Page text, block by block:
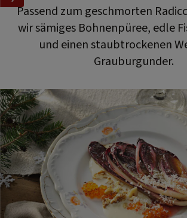
Passend zum geschmorten
wir sämiges Bohnenpüree, edle
und einen staubtrockenen
Grauburgunder.